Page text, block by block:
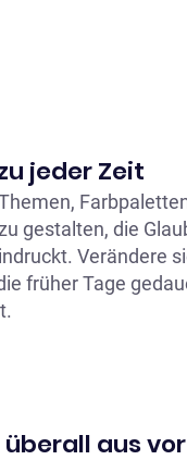
jeder Zeit
gestalten, die
Verändere
früher Tage
aus vor